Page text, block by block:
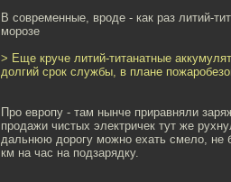
В современные, вроде - как раз литий-
морозе
> Еще круче литий-титанатные
долгий срок службы, в плане
Про европу - там нынче приравняли
продажи чистых электричек тут же
дальнюю дорогу можно ехать смело, не
км на час на подзарядку.